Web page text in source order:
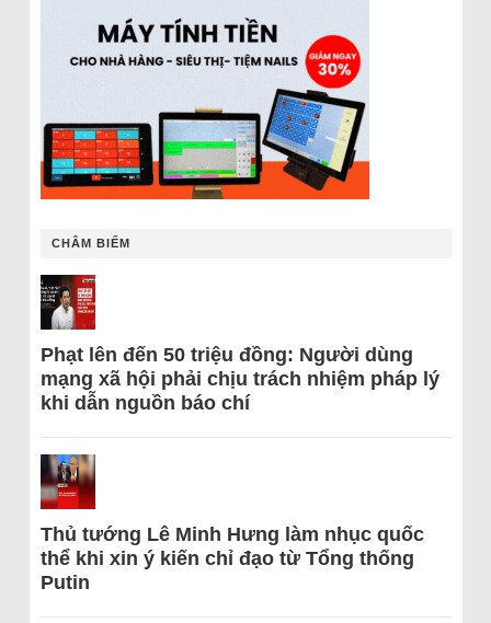
CHÂM BIẾM
Phạt lên đến 50 triệu đồng: Người dùng
mạng xã hội phải chịu trách nhiệm pháp lý
khi dẫn nguồn báo chí
Thủ tướng Lê Minh Hưng làm nhục quốc
thể khi xin ý kiến chỉ đạo từ Tổng thống
Putin